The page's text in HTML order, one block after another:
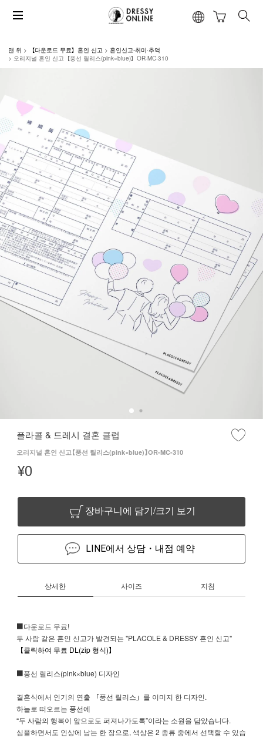
맨 위 【다운로드 무료】혼인 신고
혼인신고-취미·추억
오리지널 혼인 신고【풍선 릴리스(pink×blue)】OR-MC-310
플라콜 & 드레시 결혼 클럽
오리지널 혼인 신고【풍선 릴리스(pink×blue)】OR-MC-310
¥0
장바구니에 담기/크기 보기
LINE에서 상담・내점 예약
상세한 사이즈 지침
■다운로드 무료!
두 사람 같은 혼인 신고가 발견되는 "PLACOLE & DRESSY 혼인 신고"
【클릭하여 무료 DL(zip 형식)】
■풍선 릴리스(pink×blue) 디자인
결혼식에서 인기의 연출 「풍선 릴리스」를 이미지 한 디자인.
하늘로 떠오르는 풍선에
“두 사람의 행복이 앞으로도 퍼져나가도록”이라는 소원을 담았습니다.
심플하면서도 인상에 남는 한 장으로, 색상은 2 종류 중에서 선택할 수 있습